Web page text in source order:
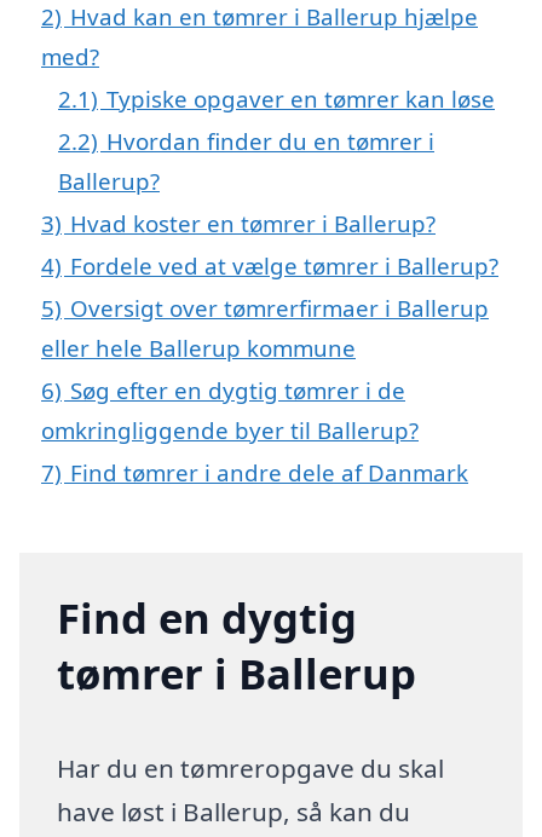
2) Hvad kan en tømrer i Ballerup hjælpe
med?
2.1) Typiske opgaver en tømrer kan løse
2.2) Hvordan finder du en tømrer i
Ballerup?
3) Hvad koster en tømrer i Ballerup?
4) Fordele ved at vælge tømrer i Ballerup?
5) Oversigt over tømrerfirmaer i Ballerup
eller hele Ballerup kommune
6) Søg efter en dygtig tømrer i de
omkringliggende byer til Ballerup?
7) Find tømrer i andre dele af Danmark
Find en dygtig
tømrer i Ballerup
Har du en tømreropgave du skal
have løst i Ballerup, så kan du